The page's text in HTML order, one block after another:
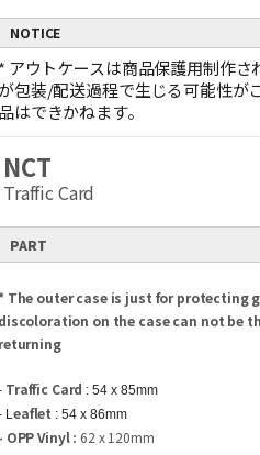
NOTICE
アウトケースは商品保護用制作
包装/配送過程で生じる可能性が
はできかねます。
NCT
Traffic Card
PART
The outer case is just for protecting
on the case can not be
Traffic Card : 54 x 85mm
Leaflet : 54 x 86mm
OPP Vinyl : 62 x 120mm